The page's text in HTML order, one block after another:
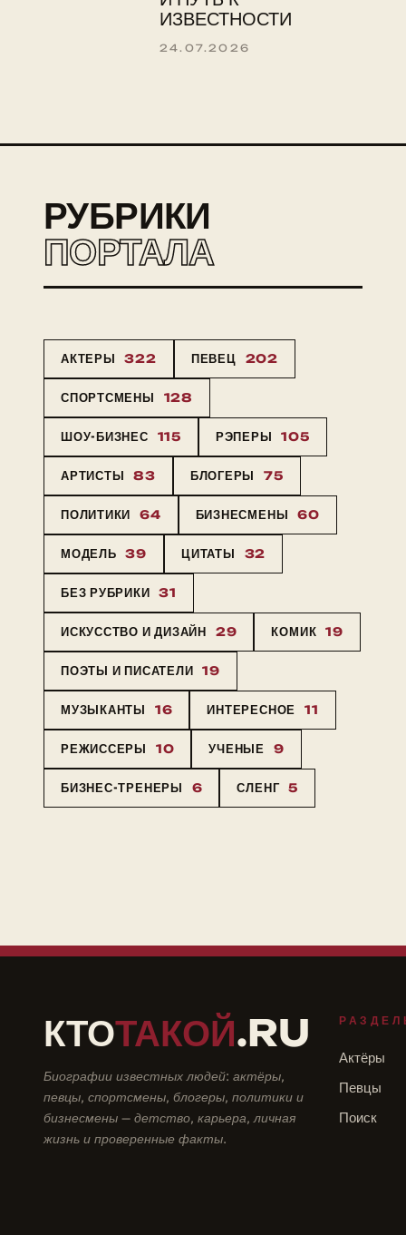
ИЗВЕСТНОСТИ
24.07.2026
РУБРИКИ
ПОРТАЛА
АКТЕРЫ 322 ПЕВЕЦ 202
СПОРТСМЕНЫ 128
ШОУ-БИЗНЕС 115 РЭПЕРЫ 105
АРТИСТЫ 83 БЛОГЕРЫ 75
ПОЛИТИКИ 64 БИЗНЕСМЕНЫ 60
МОДЕЛЬ 39 ЦИТАТЫ 32
БЕЗ РУБРИКИ 31
ИСКУССТВО И ДИЗАЙН 29 КОМИК 19
ПОЭТЫ И ПИСАТЕЛИ 19
МУЗЫКАНТЫ 16 ИНТЕРЕСНОЕ 11
РЕЖИССЕРЫ 10 УЧЕНЫЕ 9
БИЗНЕС-ТРЕНЕРЫ 6 СЛЕНГ 5
КТОТАКОЙ.RU
Биографии известных людей: актёры,
певцы, спортсмены, блогеры, политики и
бизнесмены — детство, карьера, личная
жизнь и проверенные факты.
Актёры
Певцы
Поиск